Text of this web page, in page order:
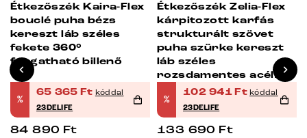
Étkezőszék Kaira-Flex
bouclé puha bézs
kereszt láb széles
fekete 360°
forgatható billenő
%
65 365 Ft kóddal
23DELIFE
84 890 Ft
Étkezőszék Zelia-Flex
kárpitozott karfás
strukturált szövet
puha szürke kereszt
láb széles
rozsdamentes acél
360° forgatható
billenő zsákrugós
matrac
%
102 941Ft kóddal
23DELIFE
133 690 Ft